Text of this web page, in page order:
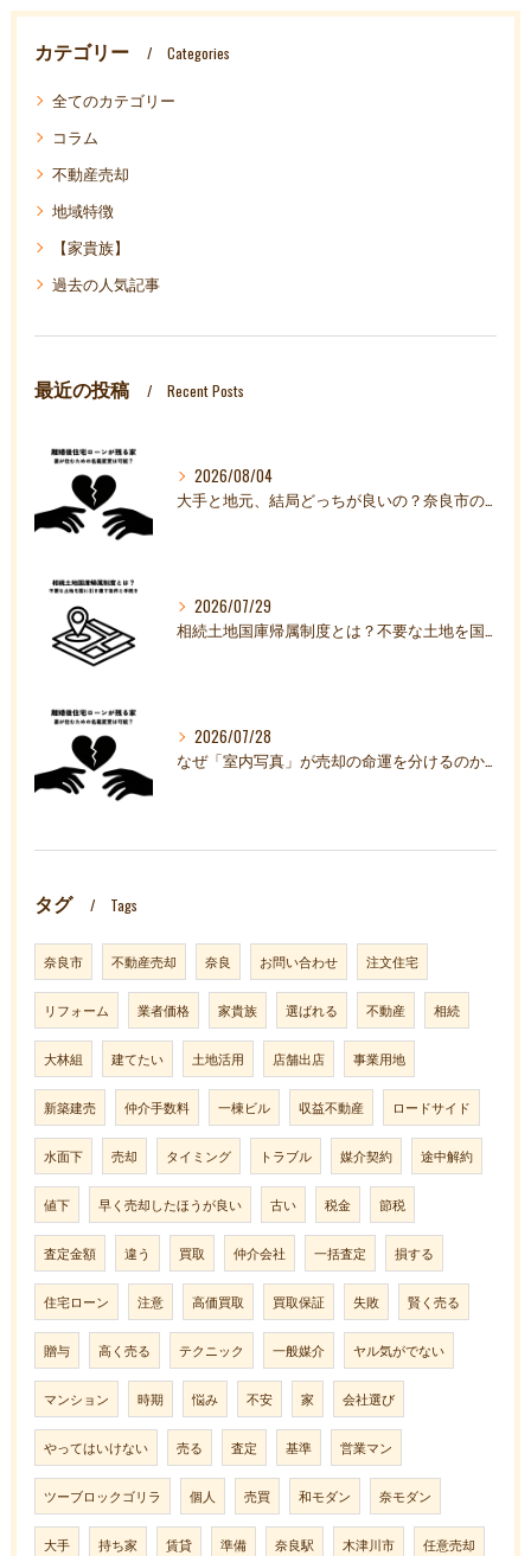
カテゴリー Categories
全てのカテゴリー
コラム
不動産売却
地域特徴
【家貴族】
過去の人気記事
最近の投稿 Recent Posts
2026/08/04
大手と地元、結局どっちが良いの？奈良市の不動産売却で本当に信頼できる「パートナー」の共通点
2026/07/29
相続土地国庫帰属制度とは？不要な土地を国に引き渡す条件と手続きを解説
2026/07/28
なぜ「室内写真」が売却の命運を分けるのか？売主様の負担を減らし、成約率を高める家貴族のこだわり
タグ Tags
奈良市 不動産売却 奈良 お問い合わせ 注文住宅
リフォーム 業者価格 家貴族 選ばれる 不動産 相続
大林組 建てたい 土地活用 店舗出店 事業用地
新築建売 仲介手数料 一棟ビル 収益不動産 ロードサイド
水面下 売却 タイミング トラブル 媒介契約 途中解約
値下 早く売却したほうが良い 古い 税金 節税
査定金額 違う 買取 仲介会社 一括査定 損する
住宅ローン 注意 高価買取 買取保証 失敗 賢く売る
贈与 高く売る テクニック 一般媒介 ヤル気がでない
マンション 時期 悩み 不安 家 会社選び
やってはいけない 売る 査定 基準 営業マン
ツーブロックゴリラ 個人 売買 和モダン 奈モダン
大手 持ち家 賃貸 準備 奈良駅 木津川市 任意売却